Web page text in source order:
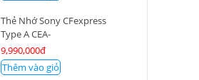
Thẻ Nhớ Sony CFexpress
Type A CEA-
G160T/T SYM 160GB
9,990,000đ
Thêm vào giỏ